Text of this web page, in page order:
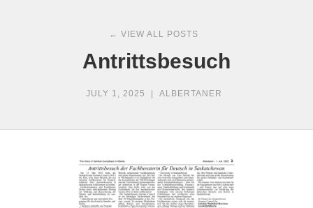
← VIEW ALL POSTS
Antrittsbesuch
JULY 1, 2025 ALBERTANER